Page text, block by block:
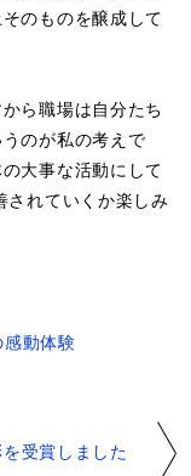
のものを醸成して
ら職場は自分たち
のが私の考えで
大事な活動にして
されていくか楽しみ
動体験
受賞しました